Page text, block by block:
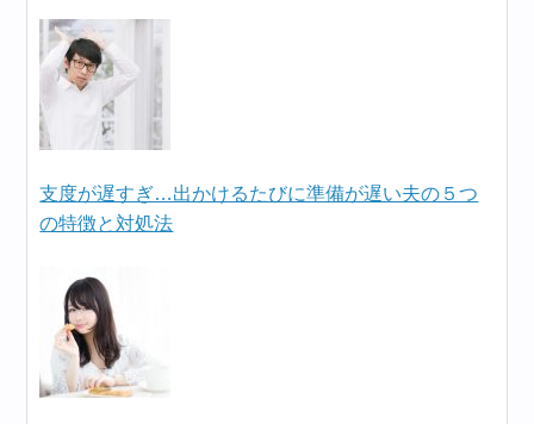
支度が遅すぎ…出かけるたびに準備が遅い夫の５つ
の特徴と対処法